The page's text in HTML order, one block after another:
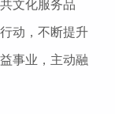
文化服务品
动，不断提升
事业，主动融